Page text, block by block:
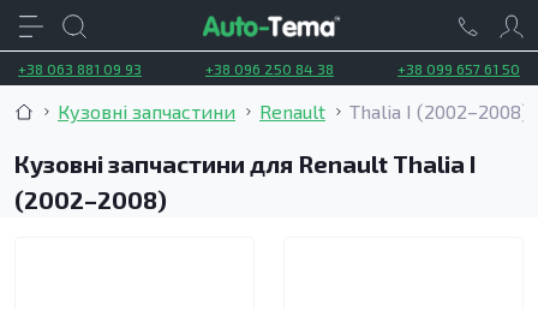
+38 063 881 09 93 +38 096 250 84 38 +38 099 657 61 50
Кузовні запчастини Renault Thalia I (2002–2008)
Кузовні запчастини для Renault Thalia I
(2002–2008)